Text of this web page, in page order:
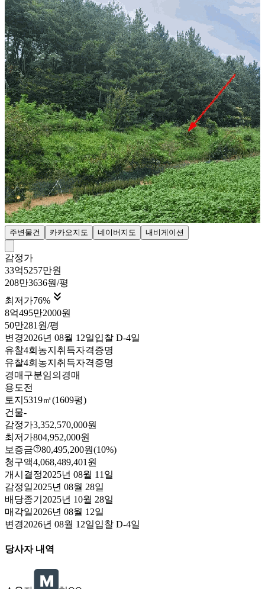
주변물건 카카오지도 네이버지도 내비게이션
감정가
33억5257만원
208만3636원/평
최저가76% 
8억495만2000원
50만281원/평
변경2026년 08월 12일입찰 D-4일
유찰4회 농지취득자격증명
유찰4회 농지취득자격증명
경매구분임의경매
용도전
토지 5319㎡(1609평)
건물-
감정가3,352,570,000원
최저가804,952,000원
보증금
80,495,200원(10%)
청구액4,068,489,401원
개시결정2025년 08월 11일
감정일2025년 08월 28일
배당종기 2025년 10월 28일
매각일2026년 08월 12일
변경2026년 08월 12일입찰 D-4일
당사자 내역